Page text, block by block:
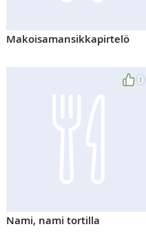
Makoisamansikkapirtelö
0
Nami, nami tortilla